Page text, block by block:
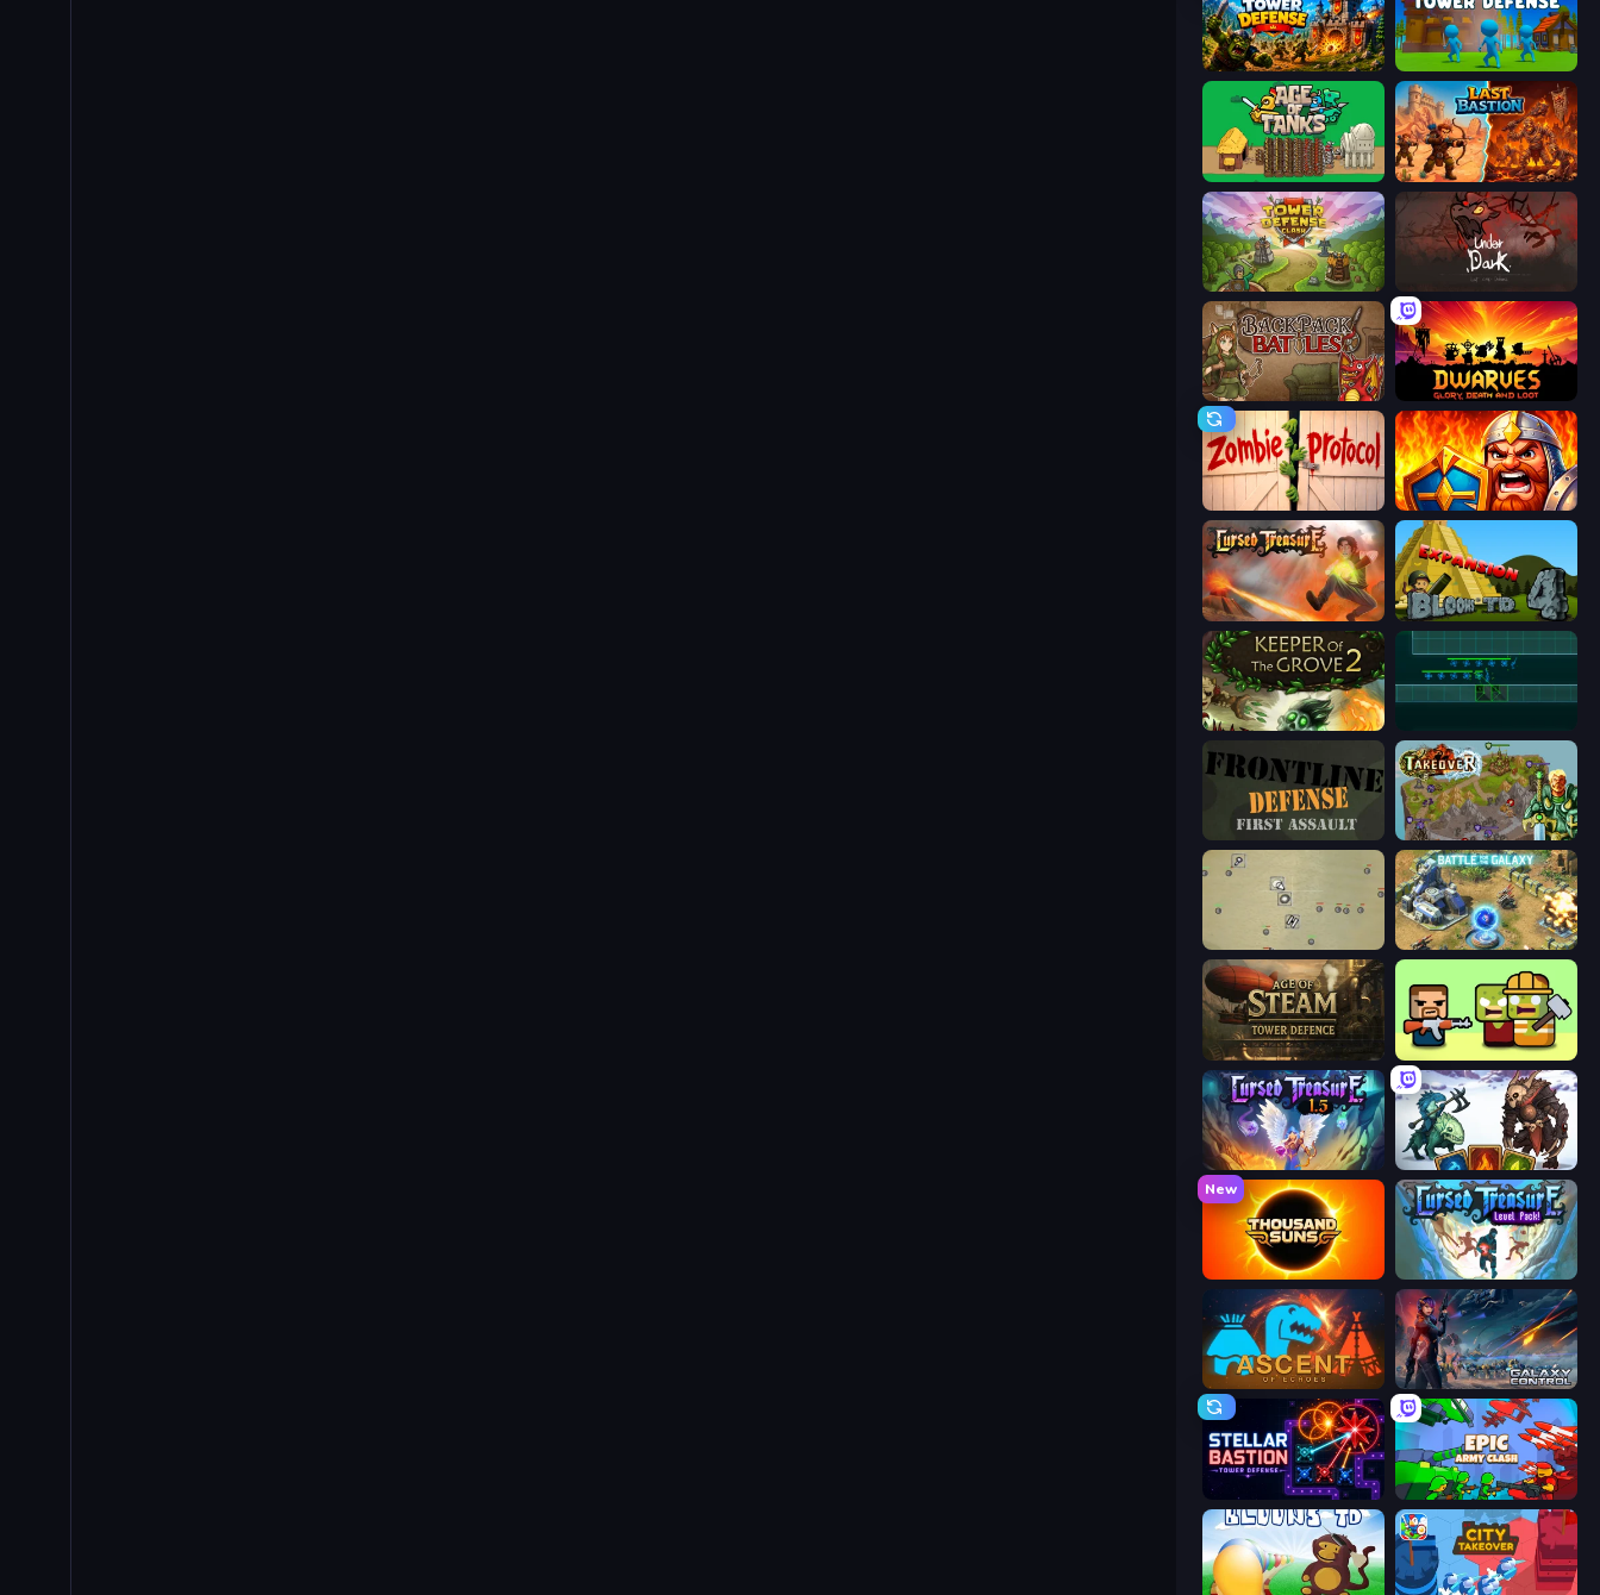
Tower Defense
Age of Tanks Warriors: TD War Last Bastion
Tower Defense Clash UnderDark: Defense
Backpack Battles
Zombie Protocol WarLink: Crown & Clash
Cursed Treasure Bloons Tower Defense 4 Expansion
Keeper of the Grove 2
Frontline Defense Takeover
Desktop Tower Defense Battle for the Galaxy
Age of Steam Tower Defence Zombie Horde: Build & Survive
Cursed Treasure 1.5 Dark Stones: Card Battle RPG
New
Thousand Suns Cursed Treasure Level Pack
Ascent of Echoes Galaxy Control: 3D Strategy
Stellar Bastion Epic Army Clash